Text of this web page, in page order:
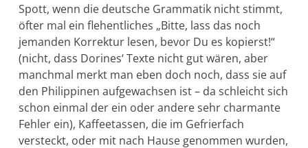
Spott, wenn die deutsche Grammatik nicht stimmt,
öfter mal ein flehentliches „Bitte, lass das noch
jemanden Korrektur lesen, bevor Du es kopierst!“
(nicht, dass Dorines‘ Texte nicht gut wären, aber
manchmal merkt man eben doch noch, dass sie auf
den Philippinen aufgewachsen ist – da schleicht sich
schon einmal der ein oder andere sehr charmante
Fehler ein), Kaffeetassen, die im Gefrierfach
versteckt, oder mit nach Hause genommen wurden,